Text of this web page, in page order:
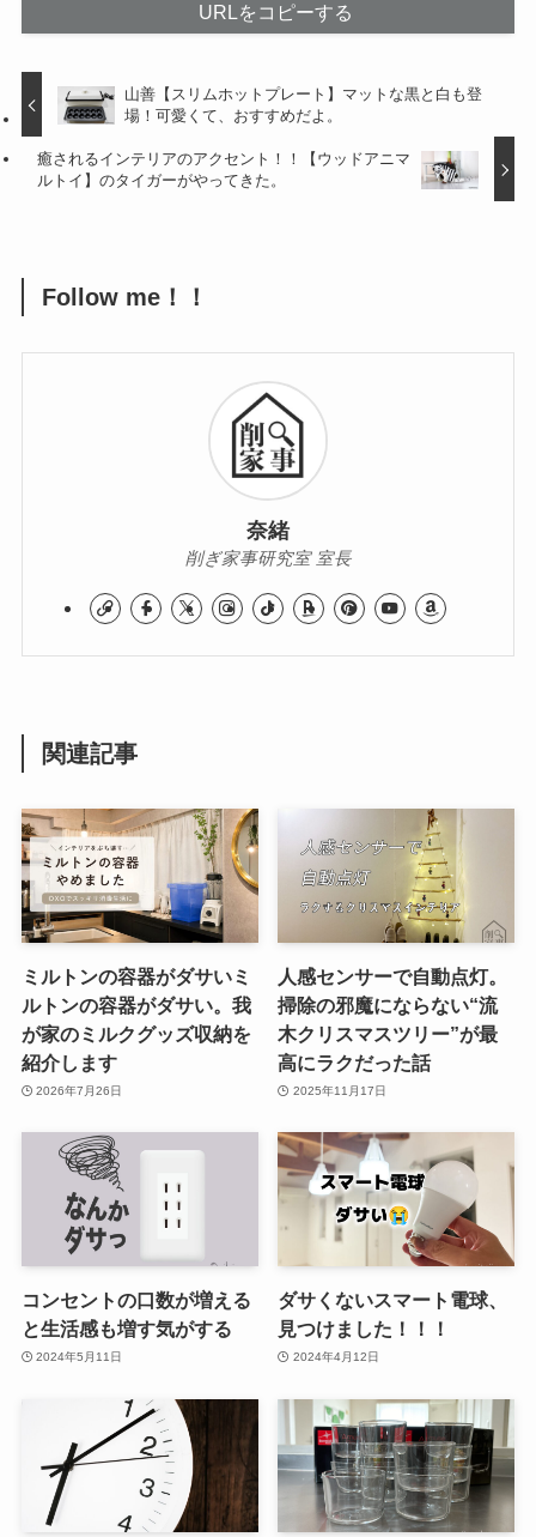
URLをコピーする
山善【スリムホットプレート】マットな黒と白も登
場！可愛くて、おすすめだよ。
癒されるインテリアのアクセント！！【ウッドアニマ
ルトイ】のタイガーがやってきた。
Follow me！！
奈緒
削ぎ家事研究室 室長
関連記事
ミルトンの容器がダサいミ
ルトンの容器がダサい。我
が家のミルクグッズ収納を
紹介します
2026年7月26日
人感センサーで自動点灯。
掃除の邪魔にならない“流
木クリスマスツリー”が最
高にラクだった話
2025年11月17日
コンセントの口数が増える
と生活感も増す気がする
2024年5月11日
ダサくないスマート電球、
見つけました！！！
2024年4月12日